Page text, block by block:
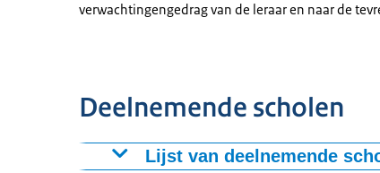
verwachtingengedrag van de leraar en naar de
Deelnemende scholen
Lijst van deelnemende